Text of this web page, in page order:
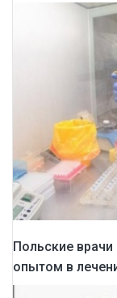
Польские
опытом в